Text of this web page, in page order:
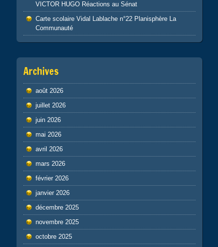
VICTOR HUGO Réactions au Sénat
Carte scolaire Vidal Lablache n°22 Planisphère La
Communauté
Archives
août 2026
juillet 2026
juin 2026
mai 2026
avril 2026
mars 2026
février 2026
janvier 2026
décembre 2025
novembre 2025
octobre 2025